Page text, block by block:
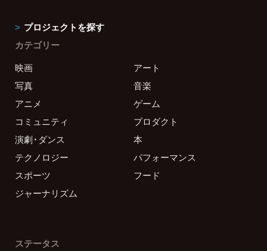
プロジェクトを探す
カテゴリー
映画
アート
写真
音楽
アニメ
ゲーム
コミュニティ
プロダクト
演劇・ダンス
本
テクノロジー
パフォーマンス
スポーツ
フード
ジャーナリズム
ステータス